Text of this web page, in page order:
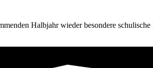
Halbjahr wieder besondere